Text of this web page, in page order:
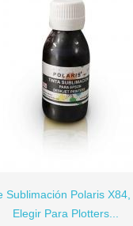
Sublimación Polaris X84,
Elegir Para Plotters...